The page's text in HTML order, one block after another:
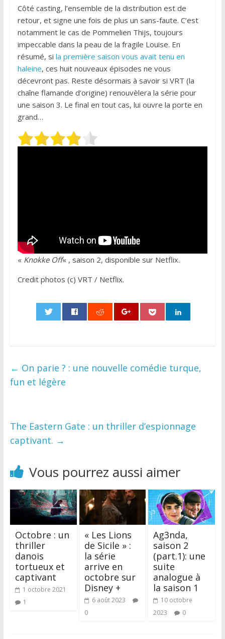
Côté casting, l’ensemble de la distribution est de
retour, et signe une fois de plus un sans-faute. C’est
notamment le cas de Pommelien Thijs, toujours
impeccable dans la peau de la fragile Louise. En
résumé, si la première saison vous avait tenu en
haleine, ces huit nouveaux épisodes ne vous
décevront pas. Reste désormais à savoir si VRT (la
chaîne flamande d’origine) renouvèlera la série pour
une saison 3. Le final en tout cas, lui ouvre la porte en
grand…
« Knokke Off« , saison 2, disponible sur Netflix.
Credit photos (c) VRT / Netflix.
← On parie ? : une nouvelle comédie turque,
fun et légère
The Eastern Gate : un thriller d’espionnage
captivant. →
Vous pourrez aussi aimer
Octobre : un
thriller
danois
tortueux et
captivant
1 octobre 2021
1
« Les Lions
de Sicile » :
la série
arrive en
octobre sur
Disney +
6 août 2023
0
Ag3nda,
saison 2
(part.1): une
suite
analogue à
la saison 1
10 octobre
2023
0